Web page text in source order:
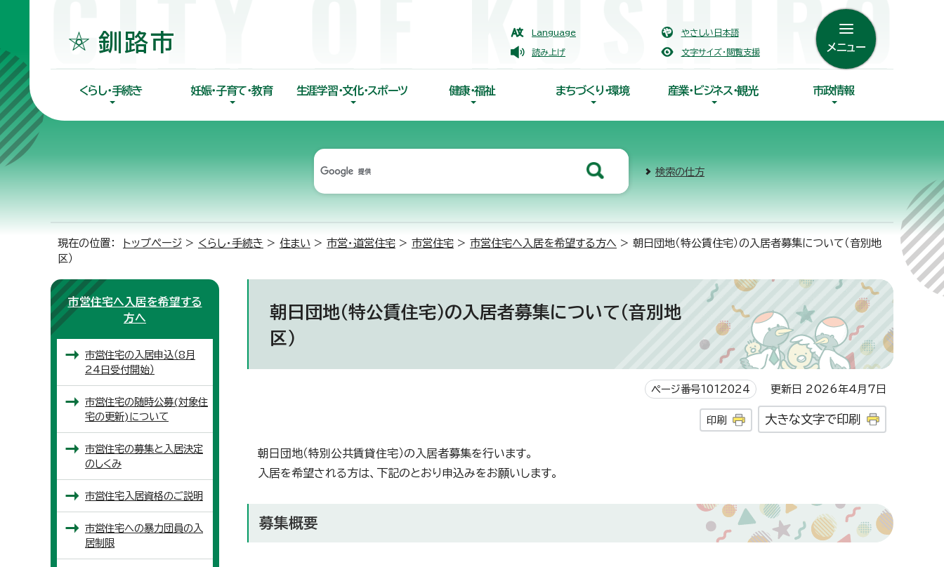
Language やさしい日本語
読み上げ 文字サイズ・閲覧支援 メニュー
くらし・手続き 妊娠・子育て・教育 生涯学習・文化・スポーツ 健康・福祉 まちづくり・環境 産業・ビジネス・観光 市政情報
検索の仕方
現在の位置： トップページ > くらし・手続き > 住まい > 市営・道営住宅 > 市営住宅 > 市営住宅へ入居を希望する方へ > 朝日団地（特公賃住宅）の入居者募集について（音別地
区）
朝日団地（特公賃住宅）の入居者募集について（音別地
区）
ページ番号1012024 更新日 2026年4月7日
印刷 大きな文字で印刷
朝日団地（特別公共賃貸住宅）の入居者募集を行います。
入居を希望される方は、下記のとおり申込みをお願いします。
募集概要
市営住宅へ入居を希望する
方へ
市営住宅の入居申込（8月
24日受付開始）
市営住宅の随時公募(対象住
宅の更新)について
市営住宅の募集と入居決定
のしくみ
市営住宅入居資格のご説明
市営住宅への暴力団員の入
居制限